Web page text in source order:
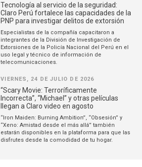
Tecnología al servicio de la seguridad:
Claro Perú fortalece las capacidades de la
PNP para investigar delitos de extorsión
Especialistas de la compañía capacitaron a
integrantes de la División de Investigación de
Extorsiones de la Policía Nacional del Perú en el
uso legal y técnico de información de
telecomunicaciones.
VIERNES, 24 DE JULIO DE 2026
“Scary Movie: Terroríficamente
Incorrecta”, “Michael” y otras películas
llegan a Claro video en agosto
“Iron Maiden: Burning Ambition”, “Obsesión” y
“Xeno: Amistad desde el más allá” también
estarán disponibles en la plataforma para que las
disfrutes desde la comodidad de tu hogar.